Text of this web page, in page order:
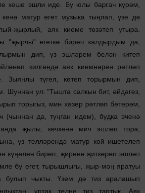
кеше эшли иде. Бу юлы баргач күрәм,
матур егет музыка тыңлап, үзе дә
җырлый, аяк киеме төзәтеп утыра.
"җырчы" егеткә биреп калдырдым да,
дип, үз эшләрем белән китеп
килгәндә аяк киемнәрен рәтләп
Зыянлы түгел, көтеп торырмын дип,
Шуннан ул: "Тышта салкын бит, әйдәгез,
торыгыз, мин хәзер рәтләп бетерәм,
(чыннан да, туңган идем), будка эченә
җылы, кечкенә мич эшләп тора,
үз телләрендә матур көй ишетелеп
күңелен биреп, җиренә җиткереп эшләп
бу егет, тырышлыгы, җыр-моң яратуы
булып чыкты. Үзем дә тиз аралашып
уртак телне тиз таптык. Аяк